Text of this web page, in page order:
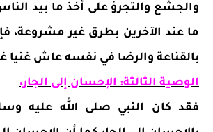
والجشع والتجرؤ على أخذ ما بيد
ما عند الآخرين بطرق غير مشروعة،
بالقناعة والرضا في نفسه عاش غنيا
الوصية الثالثة: الإحسان إلى الجار،
فقد كان النبي صلى الله عليه